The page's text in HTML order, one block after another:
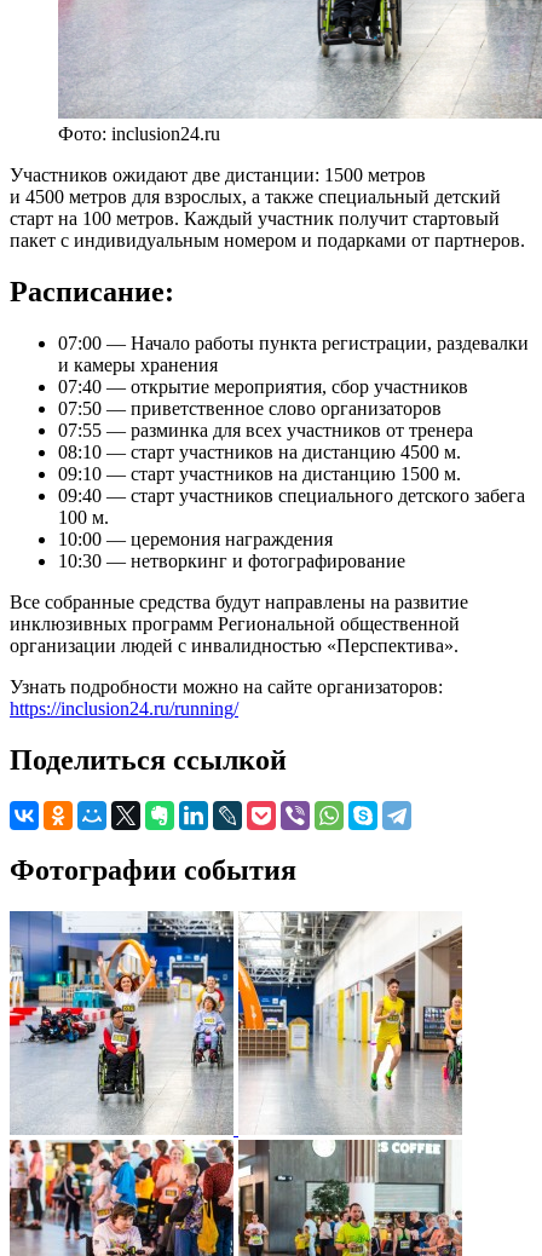
Фото: inclusion24.ru
Участников ожидают две дистанции: 1500 метров
и 4500 метров для взрослых, а также специальный детский
старт на 100 метров. Каждый участник получит стартовый
пакет с индивидуальным номером и подарками от партнеров.
Расписание:
07:00 — Начало работы пункта регистрации, раздевалки
и камеры хранения
07:40 — открытие мероприятия, сбор участников
07:50 — приветственное слово организаторов
07:55 — разминка для всех участников от тренера
08:10 — старт участников на дистанцию 4500 м.
09:10 — старт участников на дистанцию 1500 м.
09:40 — старт участников специального детского забега
100 м.
10:00 — церемония награждения
10:30 — нетворкинг и фотографирование
Все собранные средства будут направлены на развитие
инклюзивных программ Региональной общественной
организации людей с инвалидностью «Перспектива».
Узнать подробности можно на сайте организаторов:
https://inclusion24.ru/running/
Поделиться ссылкой
Фотографии события